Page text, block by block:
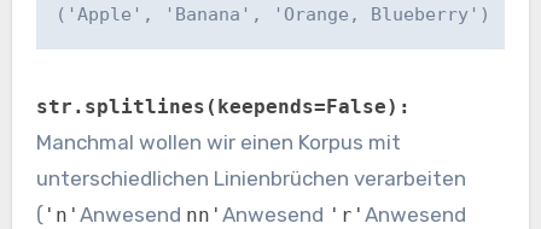
('Apple', 'Banana', 'Orange, Blueberry')
str.splitlines(keepends=False):
Manchmal wollen wir einen Korpus mit
unterschiedlichen Linienbrüchen verarbeiten
( 'n' Anwesend nn' Anwesend 'r' Anwesend